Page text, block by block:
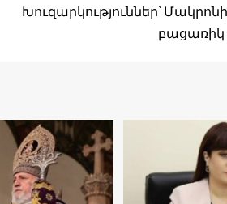
Խուզարկություններ՝